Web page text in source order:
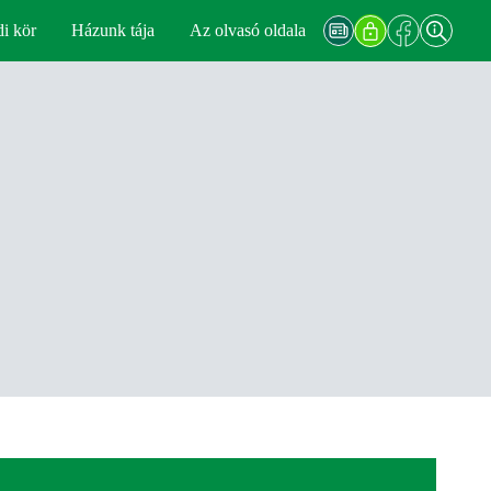
kör Házunk tája Az olvasó oldala